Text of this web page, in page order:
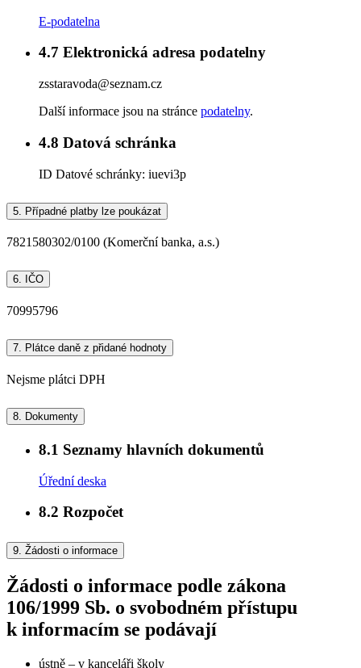
E-podatelna
4.7 Elektronická adresa podatelny
zsstaravoda@seznam.cz
Další informace jsou na stránce podatelny.
4.8 Datová schránka
ID Datové schránky: iuevi3p
5. Případné platby lze poukázat
7821580302/0100 (Komerční banka, a.s.)
6. IČO
70995796
7. Plátce daně z přidané hodnoty
Nejsme plátci DPH
8. Dokumenty
8.1 Seznamy hlavních dokumentů
Úřední deska
8.2 Rozpočet
9. Žádosti o informace
Žádosti o informace podle zákona
106/1999 Sb. o svobodném přístupu
k informacím se podávají
ústně – v kanceláři školy